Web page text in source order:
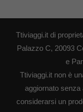
Ttiviaggi.it di
Palazzo C, 20093
e
Ttiviaggi.it non è
aggiornato senza
considerarsi un